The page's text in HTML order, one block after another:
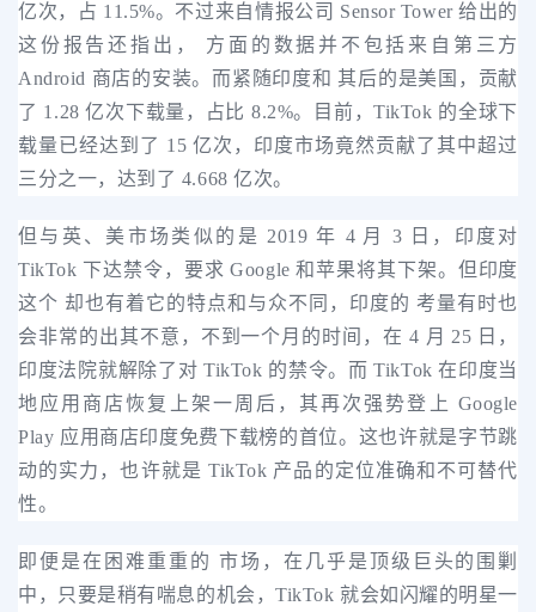
亿次，占 11.5%。不过来自情报公司 Sensor Tower 给出的
这份报告还指出， 方面的数据并不包括来自第三方
Android 商店的安装。而紧随印度和 其后的是美国，贡献
了 1.28 亿次下载量，占比 8.2%。目前，TikTok 的全球下
载量已经达到了 15 亿次，印度市场竟然贡献了其中超过
三分之一，达到了 4.668 亿次。
但与英、美市场类似的是 2019 年 4 月 3 日，印度对
TikTok 下达禁令，要求 Google 和苹果将其下架。但印度
这个 却也有着它的特点和与众不同，印度的 考量有时也
会非常的出其不意， 不到一个月的时间，在 4 月 25 日，
印度法院就解除了对 TikTok 的禁令。而 TikTok 在印度当
地应用商店恢复上架一周后，其再次强势登上 Google
Play 应用商店印度免费下载榜的首位。这也许就是字节跳
动的实力，也许就是 TikTok 产品的定位准确和不可替代
性。
即便是在困难重重的 市场，在几乎是顶级巨头的围剿
中，只要是稍有喘息的机会，TikTok 就会如闪耀的明星一